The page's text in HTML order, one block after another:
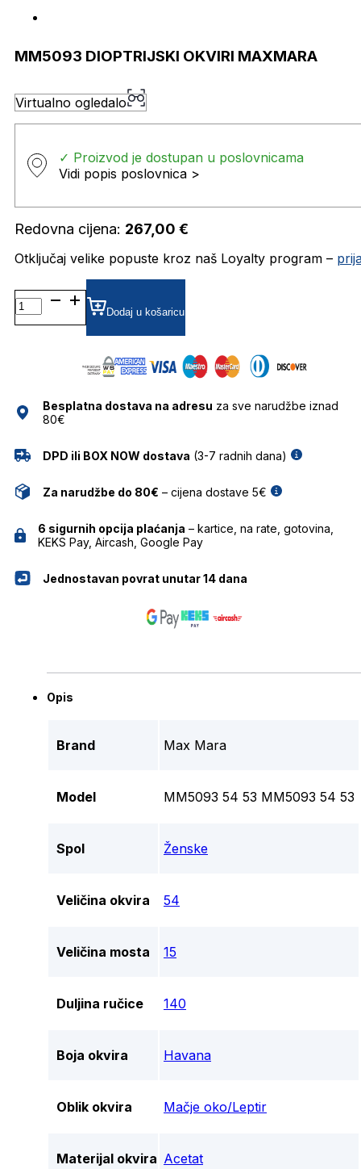
MM5093 DIOPTRIJSKI OKVIRI MAXMARA
Virtualno ogledalo
✓ Proizvod je dostupan u poslovnicama
Vidi popis poslovnica >
Redovna cijena: 267,00 €
Otključaj velike popuste kroz naš Loyalty program –
MM5093 DIOPTRIJSKI
OKVIRI
MAXMARA
Dodaj u košaricu
Besplatna dostava na adresu za sve narudžbe iznad
80€
DPD ili BOX NOW dostava (3-7 radnih dana)
Za narudžbe do 80€ – cijena dostave 5€
6 sigurnih opcija plaćanja – kartice, na rate, gotovina,
KEKS Pay, Aircash, Google Pay
Jednostavan povrat unutar 14 dana
Opis
Brand Max Mara
Model MM5093 54 53 MM5093 54 53
Spol Ženske
Veličina okvira 54
Veličina mosta 15
Duljina ručice 140
Boja okvira Havana
Oblik okvira Mačje oko/Leptir
Materijal okvira Acetat